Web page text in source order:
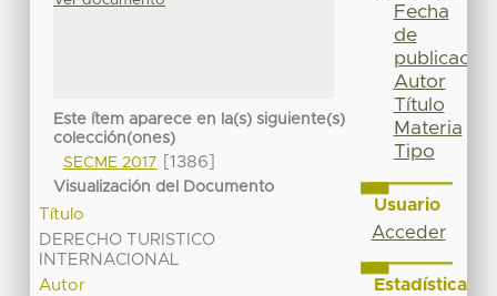
Este ítem aparece en la(s) siguiente(s)
colección(ones)
SECME 2017
[1386]
Visualización del Documento
Título
DERECHO TURISTICO
INTERNACIONAL
Autor
Fecha
de
publicación
Autor
Título
Materia
Tipo
Usuario
Acceder
Estadísticas